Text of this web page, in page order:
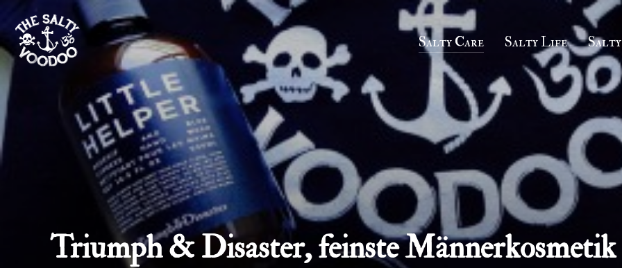
Inhalt
springen
Salty Care Salty Life
Triumph & Disaster, feinste Männerkosmetik